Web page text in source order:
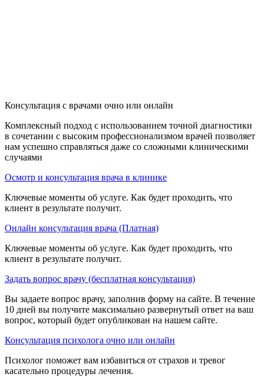
Консультация с врачами очно или онлайн
Комплексный подход с использованием точной диагностики
в сочетании с высоким профессионализмом врачей позволяет
нам успешно справляться даже со сложными клиническими
случаями
Осмотр и консультация врача в клинике
Ключевые моменты об услуге. Как будет проходить, что
клиент в результате получит.
Онлайн консультация врача (Платная)
Ключевые моменты об услуге. Как будет проходить, что
клиент в результате получит.
Задать вопрос врачу (бесплатная консультация)
Вы задаете вопрос врачу, заполнив форму на сайте. В течение
10 дней вы получите максимально развернутый ответ на ваш
вопрос, который будет опубликован на нашем сайте.
Консультация психолога очно или онлайн
Психолог поможет вам избавиться от страхов и тревог
касательно процедуры лечения.